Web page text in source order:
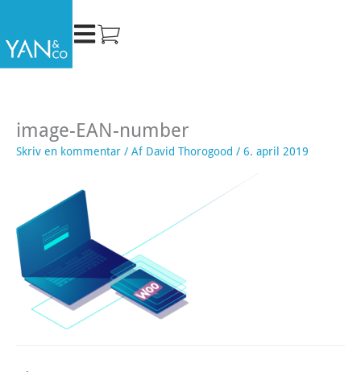
indholdet
image-EAN-number
Skriv en kommentar / Af David Thorogood / 6. april 2019